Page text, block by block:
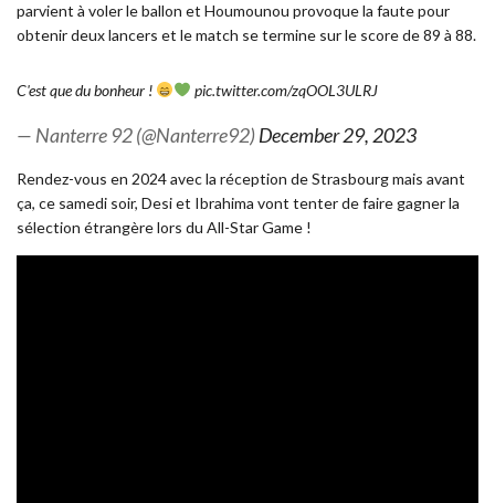
parvient à voler le ballon et Houmounou provoque la faute pour
obtenir deux lancers et le match se termine sur le score de 89 à 88.
C'est que du bonheur ! pic.twitter.com/zqOOL3ULRJ
— Nanterre 92 (@Nanterre92)December 29, 2023
Rendez-vous en 2024 avec la réception de Strasbourg mais avant
ça, ce samedi soir, Desi et Ibrahima vont tenter de faire gagner la
sélection étrangère lors du All-Star Game !